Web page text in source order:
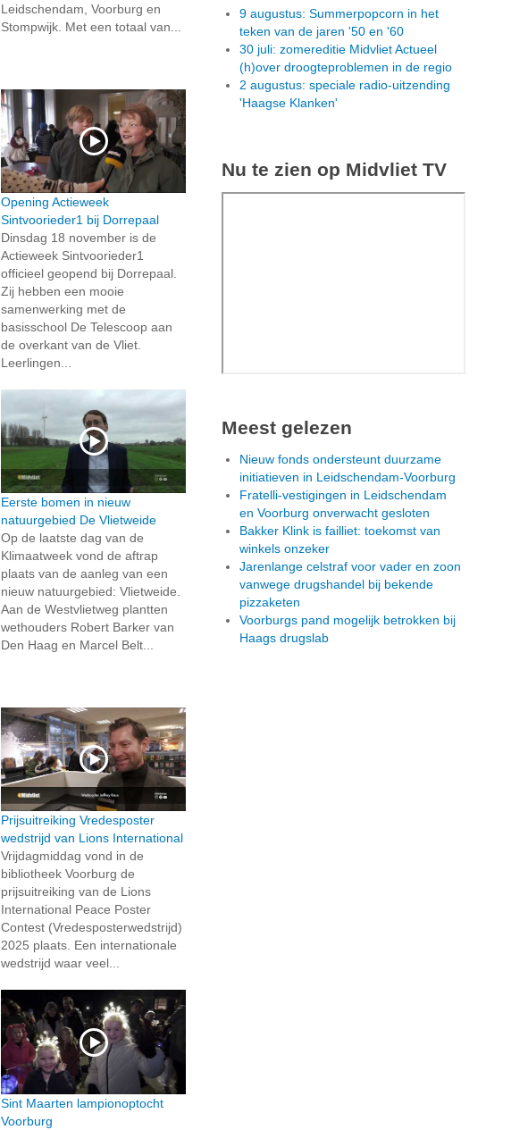
Leidschendam, Voorburg en
Stompwijk. Met een totaal van...
Opening Actieweek
Sintvoorieder1 bij Dorrepaal
Dinsdag 18 november is de
Actieweek Sintvoorieder1
officieel geopend bij Dorrepaal.
Zij hebben een mooie
samenwerking met de
basisschool De Telescoop aan
de overkant van de Vliet.
Leerlingen...
Eerste bomen in nieuw
natuurgebied De Vlietweide
Op de laatste dag van de
Klimaatweek vond de aftrap
plaats van de aanleg van een
nieuw natuurgebied: Vlietweide.
Aan de Westvlietweg plantten
wethouders Robert Barker van
Den Haag en Marcel Belt...
Prijsuitreiking Vredesposter
wedstrijd van Lions International
Vrijdagmiddag vond in de
bibliotheek Voorburg de
prijsuitreiking van de Lions
International Peace Poster
Contest (Vredesposterwedstrijd)
2025 plaats. Een internationale
wedstrijd waar veel...
Sint Maarten lampionoptocht
Voorburg
9 augustus: Summerpopcorn in het
teken van de jaren '50 en '60
30 juli: zomereditie Midvliet Actueel
(h)over droogteproblemen in de regio
2 augustus: speciale radio-uitzending
'Haagse Klanken'
Nu te zien op Midvliet TV
Meest gelezen
Nieuw fonds ondersteunt duurzame
initiatieven in Leidschendam-Voorburg
Fratelli-vestigingen in Leidschendam
en Voorburg onverwacht gesloten
Bakker Klink is failliet: toekomst van
winkels onzeker
Jarenlange celstraf voor vader en zoon
vanwege drugshandel bij bekende
pizzaketen
Voorburgs pand mogelijk betrokken bij
Haags drugslab